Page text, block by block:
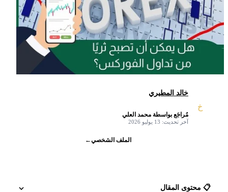
خ
خالد المطيري
مُراجَع بواسطة محمد العلي
آخر تحديث: 13 يوليو 2026
الملف الشخصي←
📋 محتوى المقال